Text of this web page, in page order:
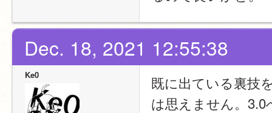
Dec. 18, 2021 12:55:38
Ke0
既に出ている裏技
は思えません。